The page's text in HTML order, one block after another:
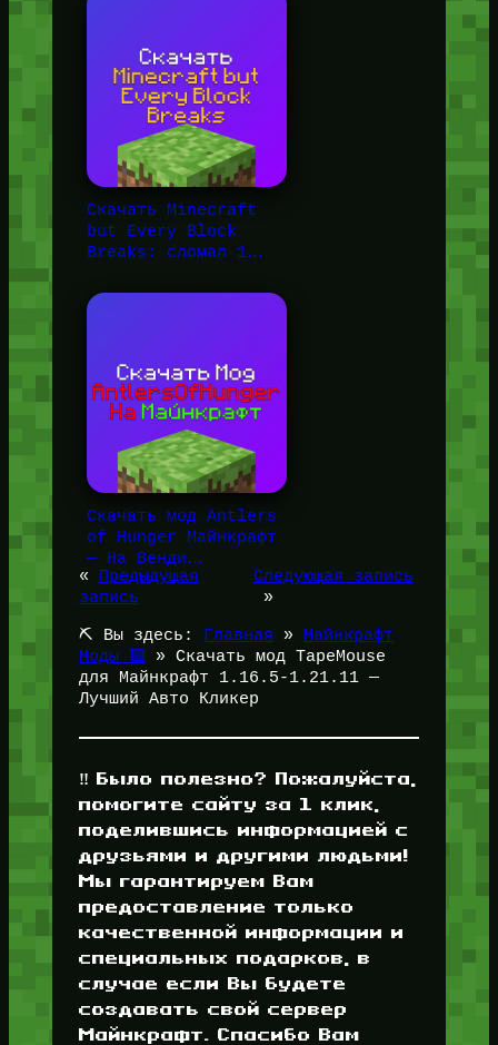
Скачать Minecraft
but Every Block
Breaks: сломал 1…
Скачать мод Antlers
of Hunger Майнкрафт
— На Венди…
«
Предыдущая
запись
Следующая запись
»
⛏️ Вы здесь: Главная »
Майнкрафт
Моды 🟩
» Скачать мод TapeMouse
для Майнкрафт 1.16.5-1.21.11 —
Лучший Авто Кликер
‼️ Было полезно? Пожалуйста,
помогите сайту за 1 клик,
поделившись информацией с
друзьями и другими людьми!
Мы гарантируем Вам
предоставление только
качественной информации и
специальных подарков, в
случае если Вы будете
создавать свой сервер
Майнкрафт. Спасибо Вам